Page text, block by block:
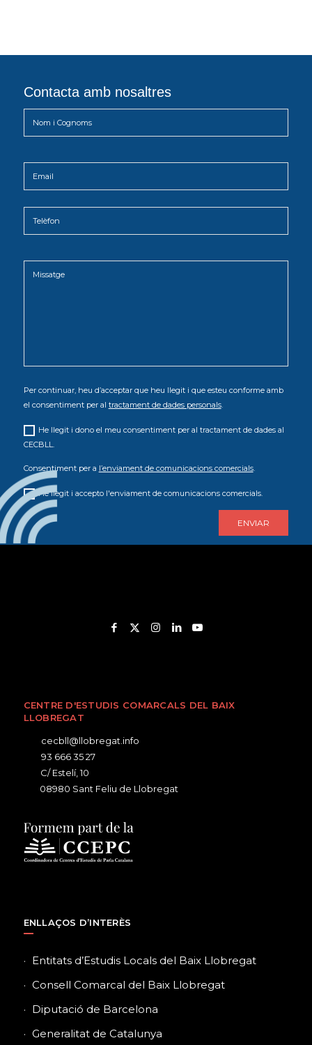
Contacta amb nosaltres
Per continuar, heu d’acceptar que heu llegit i que esteu conforme amb
el consentiment per al tractament de dades personals.
He llegit i dono el meu consentiment per al tractament de dades al
CECBLL.
Consentiment per a l’enviament de comunicacions comercials.
He llegit i accepto l'enviament de comunicacions comercials.
CENTRE D'ESTUDIS COMARCALS DEL BAIX
LLOBREGAT
cecbll@llobregat.info
93 666 35 27
C/ Estelí, 10
08980 Sant Feliu de Llobregat
ENLLAÇOS D’INTERÈS
Entitats d’Estudis Locals del Baix Llobregat
Consell Comarcal del Baix Llobregat
Diputació de Barcelona
Generalitat de Catalunya